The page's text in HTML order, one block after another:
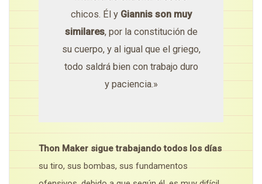
chicos. Él y Giannis son muy
similares, por la constitución de
su cuerpo, y al igual que el griego,
todo saldrá bien con trabajo duro
y paciencia.»
Thon Maker sigue trabajando todos los días
su tiro, sus bombas, sus fundamentos